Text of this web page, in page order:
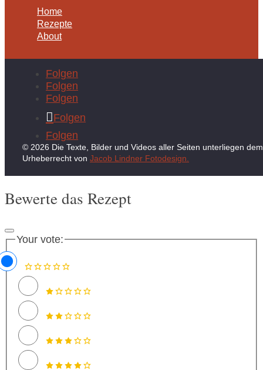
Home
Rezepte
About
Folgen
Folgen
Folgen
Folgen
Folgen
© 2026 Die Texte, Bilder und Videos aller Seiten unterliegen dem
Urheberrecht von Jacob Lindner Fotodesign.
Bewerte das Rezept
Your vote: